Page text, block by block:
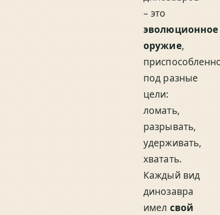
– это
эволюционное
оружие,
под разные
цели:
ломать,
разрывать,
удерживать,
хватать.
Каждый вид
динозавра
имел свой